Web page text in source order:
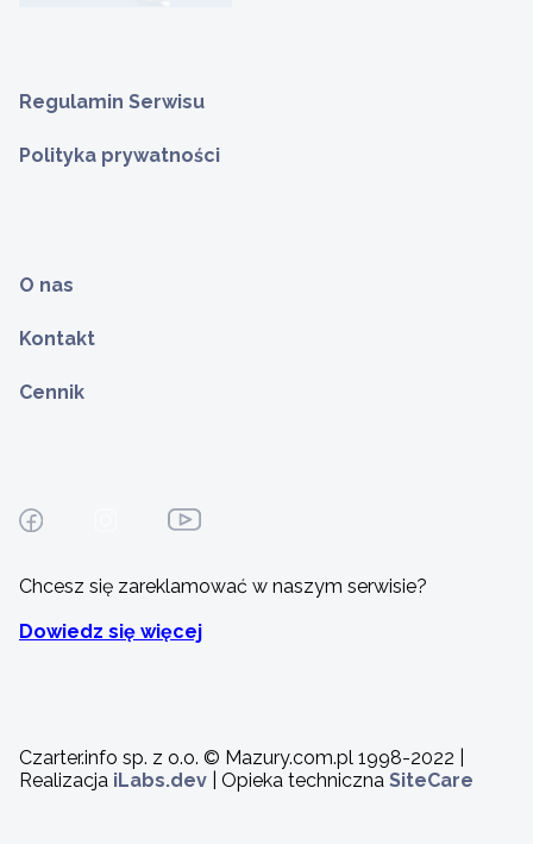
Regulamin Serwisu
Polityka prywatności
O nas
Kontakt
Cennik
Chcesz się zareklamować w naszym serwisie?
Dowiedz się więcej
Czarter.info sp. z o.o. © Mazury.com.pl 1998-2022 |
Realizacja iLabs.dev | Opieka techniczna SiteCare